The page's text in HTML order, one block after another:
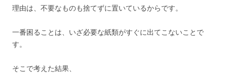
理由は、不要なものも捨てずに置いているからです。
一番困ることは、いざ必要な紙類がすぐに出てこないことで
す。
そこで考えた結果、